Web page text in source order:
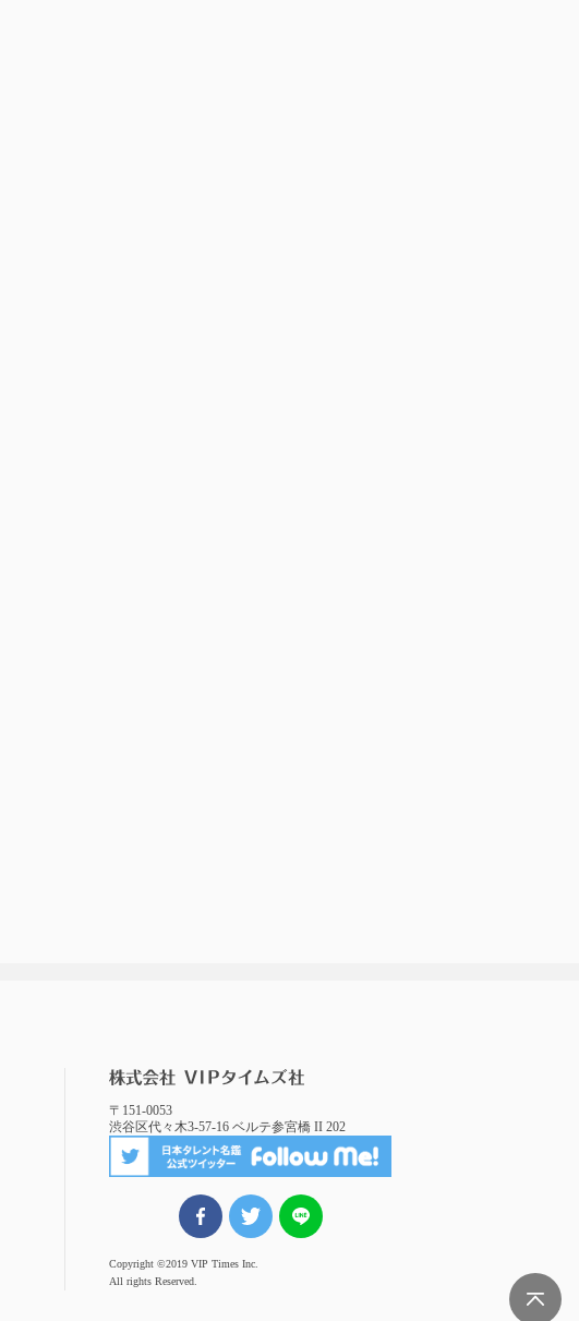
〒151-0053
渋谷区代々木3-57-16 ベルテ参宮橋 II 202
FBでシェアツイート
Copyright ©2019 VIP Times Inc.
All rights Reserved.